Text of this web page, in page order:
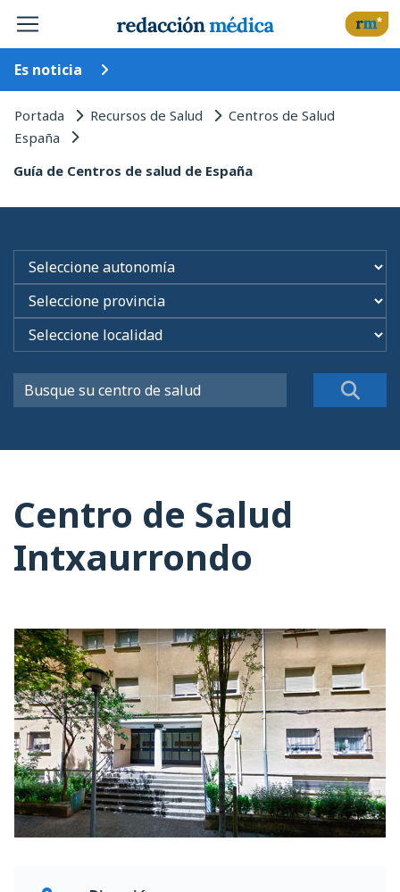
Es noticia
Portada Recursos de Salud Centros de Salud
España
Guía de Centros de salud de España
Centro de Salud
Intxaurrondo